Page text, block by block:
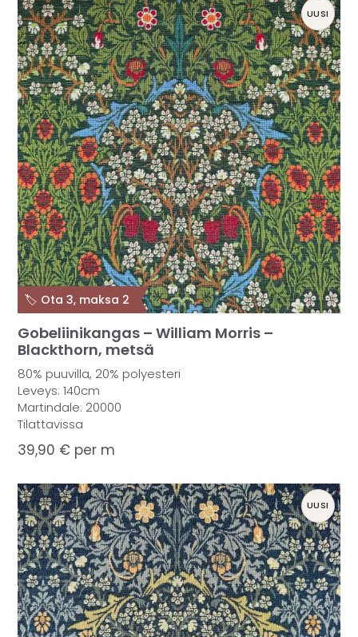
Gobeliinikangas – William Morris –
Blackthorn, metsä
80% puuvilla, 20% polyesteri
Leveys: 140cm
Martindale: 20000
Tilattavissa
39,90 € per m
UUSI
🏷️ Ota 3, maksa 2
UUSI